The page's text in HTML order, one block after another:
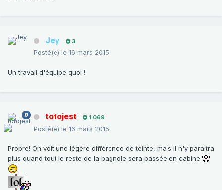
Jey 3
Posté(e) le 16 mars 2015
Un travail d'équipe quoi !
totojest 1 069
Posté(e) le 16 mars 2015
Propre! On voit une légère différence de teinte, mais il n'y paraitra
plus quand tout le reste de la bagnole sera passée en cabine